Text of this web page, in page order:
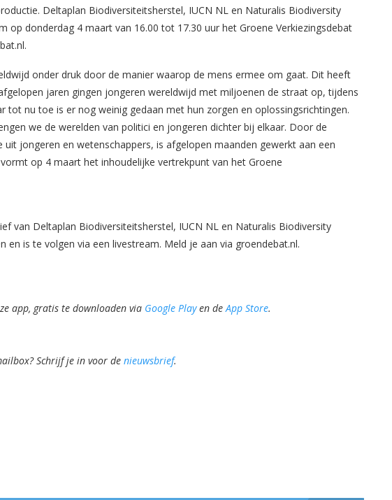
Deltaplan Biodiversiteitsherstel, IUCN NL en Naturalis Biodiversity
op donderdag 4 maart van 16.00 tot 17.30 uur het Groene Verkiezingsdebat
onder druk door de manier waarop de mens ermee om gaat. Dit heeft
jaren gingen jongeren wereldwijd met miljoenen de straat op, tijdens
tot nu toe is er nog weinig gedaan met hun zorgen en oplossingsrichtingen.
we de werelden van politici en jongeren dichter bij elkaar. Door de
uit jongeren en wetenschappers, is afgelopen maanden gewerkt aan een
op 4 maart het inhoudelijke vertrekpunt van het Groene
van Deltaplan Biodiversiteitsherstel, IUCN NL en Naturalis Biodiversity
en is te volgen via een livestream. Meld je aan via groendebat.nl.
app, gratis te downloaden via Google Playen deApp Store.
Schrijf je in voor de nieuwsbrief.